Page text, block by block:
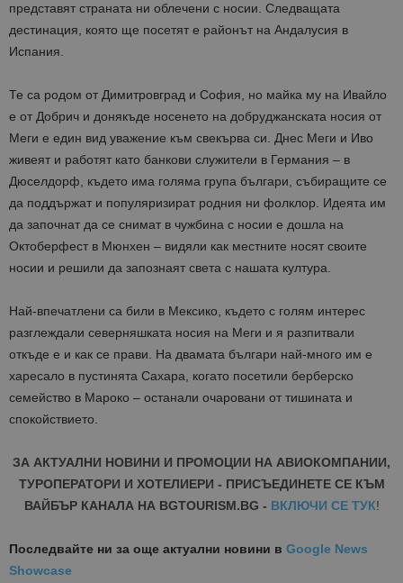
представят страната ни облечени с носии. Следващата
дестинация, която ще посетят е районът на Андалусия в
Испания.
Те са родом от Димитровград и София, но майка му на Ивайло
е от Добрич и донякъде носенето на добруджанската носия от
Меги е един вид уважение към свекърва си. Днес Меги и Иво
живеят и работят като банкови служители в Германия – в
Дюселдорф, където има голяма група българи, събиращите се
да поддържат и популяризират родния ни фолклор. Идеята им
да започнат да се снимат в чужбина с носии е дошла на
Октоберфест в Мюнхен – видяли как местните носят своите
носии и решили да запознаят света с нашата култура.
Най-впечатлени са били в Мексико, където с голям интерес
разглеждали северняшката носия на Меги и я разпитвали
откъде е и как се прави. На двамата българи най-много им е
харесало в пустинята Сахара, когато посетили берберско
семейство в Мароко – останали очаровани от тишината и
спокойствието.
ЗА АКТУАЛНИ НОВИНИ И ПРОМОЦИИ НА АВИОКОМПАНИИ,
ТУРОПЕРАТОРИ И ХОТЕЛИЕРИ - ПРИСЪЕДИНЕТЕ СЕ КЪМ
ВАЙБЪР КАНАЛА НА BGTOURISM.BG - ВКЛЮЧИ СЕ ТУК!
Последвайте ни за още актуални новини в Google News
Showcase